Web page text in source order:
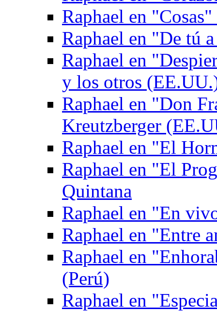
Raphael en
Raphael en "De tú
Raphael en
y los otros
Raphael en "Don
Kreutzberger
Raphael en "El
Raphael en "El
Quintana
Raphael en "En
Raphael en "Entre
Raphael en
(Perú)
Raphael en